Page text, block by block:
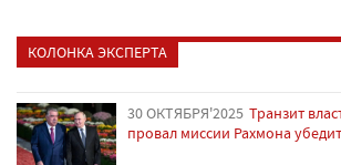
КОЛОНКА ЭКСПЕРТА
30 ОКТЯБРЯ'2025 Транзит
провал миссии Рахмона